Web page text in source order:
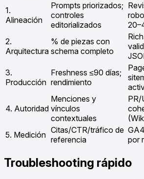
1.
Alineación
Prompts priorizados;
controles
editorializados
2.
Arquitectura
% de piezas con
schema completo
3.
Producción
Freshness ≤90 días;
rendimiento
4. Autoridad
Menciones y
vínculos
contextuales
PR/
5. Medición Citas/CTR/tráfico de
referencia
por
Troubleshooting rápido